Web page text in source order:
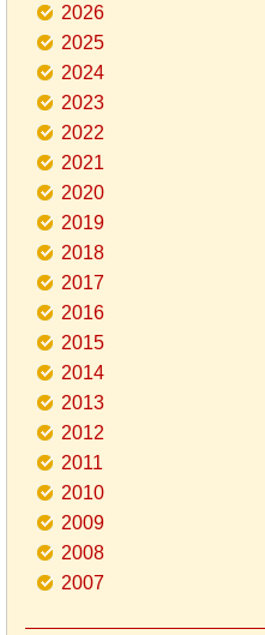
2026
2025
2024
2023
2022
2021
2020
2019
2018
2017
2016
2015
2014
2013
2012
2011
2010
2009
2008
2007